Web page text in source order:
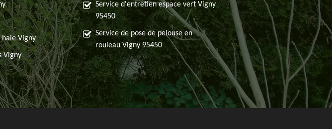
Vigny
Vigny
Service d'entretien espace vert Vigny
95450
Service de pose de pelouse en
rouleau Vigny 95450